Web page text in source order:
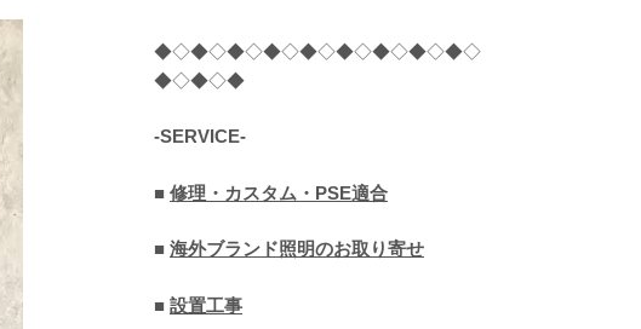
◆◇◆◇◆◇◆◇◆◇◆◇◆◇◆◇◆◇
◆◇◆◇◆
-SERVICE-
■ 修理・カスタム・PSE適合
■ 海外ブランド照明のお取り寄せ
■ 設置工事